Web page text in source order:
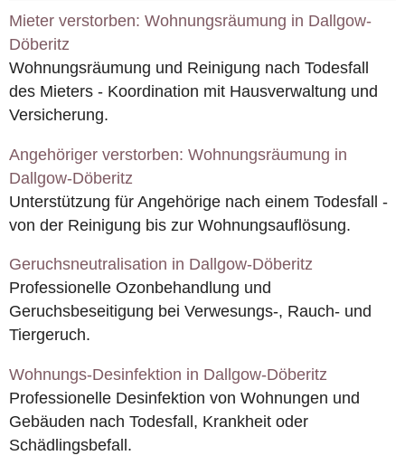
Mieter verstorben: Wohnungsräumung in Dallgow-
Döberitz
Wohnungsräumung und Reinigung nach Todesfall
des Mieters - Koordination mit Hausverwaltung und
Versicherung.
Angehöriger verstorben: Wohnungsräumung in
Dallgow-Döberitz
Unterstützung für Angehörige nach einem Todesfall -
von der Reinigung bis zur Wohnungsauflösung.
Geruchsneutralisation in Dallgow-Döberitz
Professionelle Ozonbehandlung und
Geruchsbeseitigung bei Verwesungs-, Rauch- und
Tiergeruch.
Wohnungs-Desinfektion in Dallgow-Döberitz
Professionelle Desinfektion von Wohnungen und
Gebäuden nach Todesfall, Krankheit oder
Schädlingsbefall.